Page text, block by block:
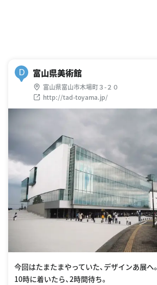
D 富山県美術館
富山県富山市木場町３-２０
http://tad-toyama.jp/
今回はたまたまやっていた、デザインあ展へ。
10時に着いたら、2時間待ち。